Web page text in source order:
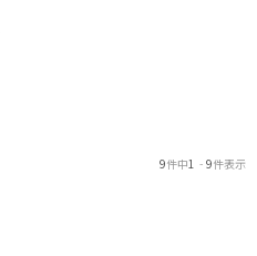
9件中1 - 9件表示